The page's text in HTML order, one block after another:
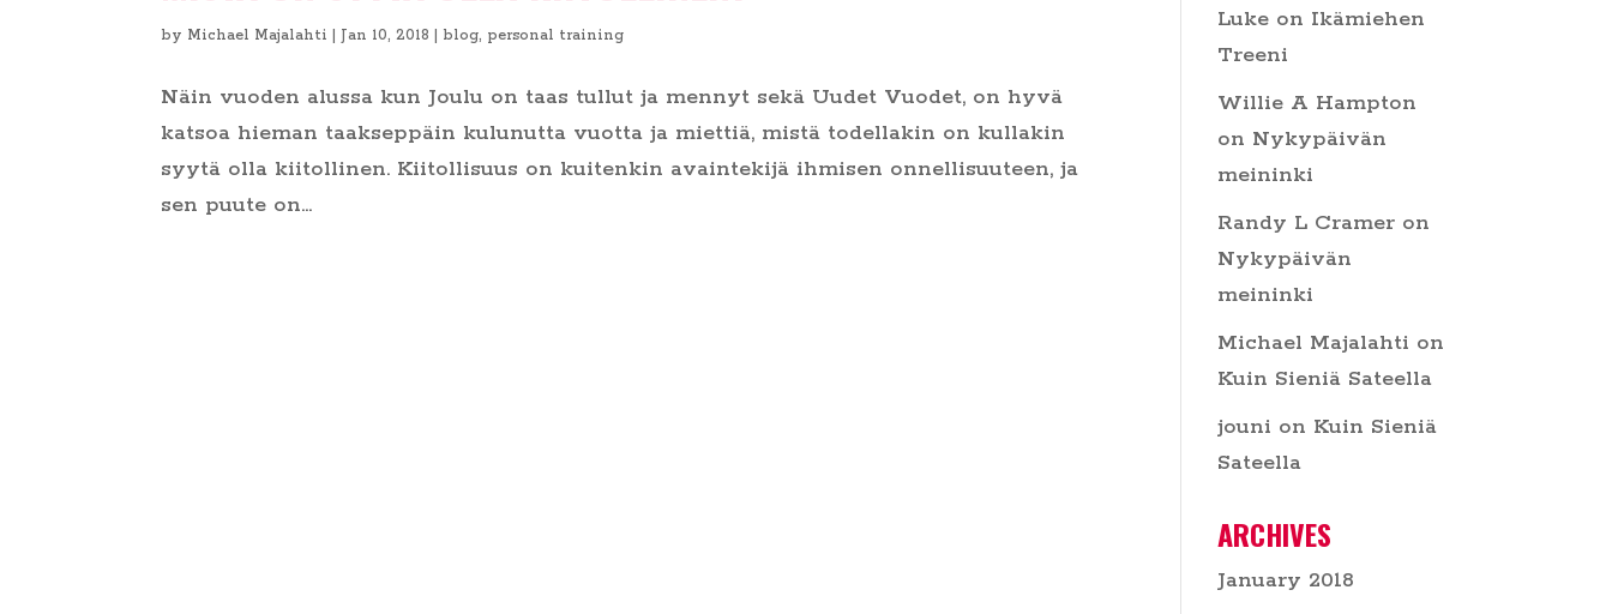
by Michael Majalahti | Jan 10, 2018 | blog, personal training
Näin vuoden alussa kun Joulu on taas tullut ja mennyt sekä Uudet Vuodet, on hyvä
katsoa hieman taakseppäin kulunutta vuotta ja miettiä, mistä todellakin on kullakin
syytä olla kiitollinen. Kiitollisuus on kuitenkin avaintekijä ihmisen onnellisuuteen, ja
sen puute on...
Luke on Ikämiehen
Treeni
Willie A Hampton
on Nykypäivän
meininki
Randy L Cramer on
Nykypäivän
meininki
Michael Majalahti on
Kuin Sieniä Sateella
jouni on Kuin Sieniä
Sateella
ARCHIVES
January 2018